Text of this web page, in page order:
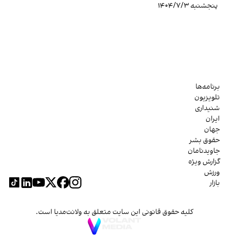
پنجشنبه ۱۴۰۴/۷/۳
برنامه‌ها
تلویزیون
شنیداری
ایران
جهان
حقوق بشر
جاویدنامان
گزارش ویژه
ورزش
بازار
کلیه حقوق قانونی این سایت متعلق به ولانت‌مدیا است.